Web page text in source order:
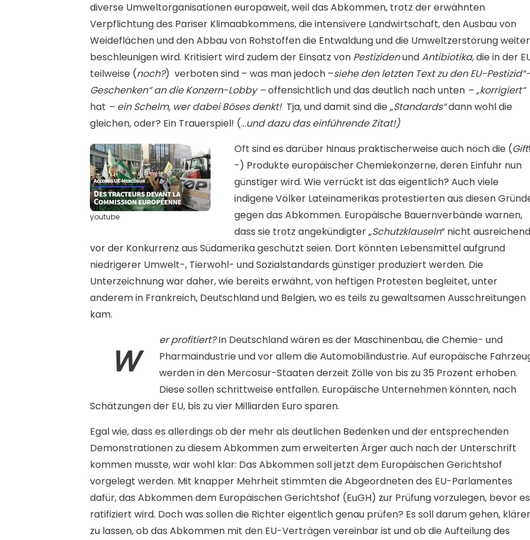
diverse Umweltorganisationen europaweit, weil das Abkommen, trotz der erwähnten
Verpflichtung des Pariser Klimaabkommens, die intensivere Landwirtschaft, den Ausbau von
Weideflächen und den Abbau von Rohstoffen die Entwaldung und die Umweltzerstörung weiter
beschleunigen wird. Kritisiert wird zudem der Einsatz von PestizidenundAntibiotika, die in der
teilweise (noch?) verboten sind – was man jedoch –siehe den letzten Text zu den EU-Pestizid“-
Geschenken“ an die Konzern-Lobby –offensichtlich und das deutlich nach unten – „korrigiert“
hat – ein Schelm, wer dabei Böses denkt! Tja, und damit sind die „Standards“dann wohl die
gleichen, oder? Ein Trauerspiel! (…und dazu das einführende Zitat!)
youtube
Oft sind es darüber hinaus praktischerweise auch noch die (Gift
-) Produkte europäischer Chemiekonzerne, deren Einfuhr nun
günstiger wird. Wie verrückt ist das eigentlich? Auch viele
indigene Völker Lateinamerikas protestierten aus diesen
gegen das Abkommen. Europäische Bauernverbände warnen,
dass sie trotz angekündigter „Schutzklauseln“ nicht ausreichend
vor der Konkurrenz aus Südamerika geschützt seien. Dort könnten Lebensmittel aufgrund
niedrigerer Umwelt-, Tierwohl- und Sozialstandards günstiger produziert werden. Die
Unterzeichnung war daher, wie bereits erwähnt, von heftigen Protesten begleitet, unter
anderem in Frankreich, Deutschland und Belgien, wo es teils zu gewaltsamen Ausschreitungen
kam.
W
er profitiert?In Deutschland wären es der Maschinenbau, die Chemie- und
Pharmaindustrie und vor allem die Automobilindustrie. Auf europäische
werden in den Mercosur-Staaten derzeit Zölle von bis zu 35 Prozent erhoben.
Diese sollen schrittweise entfallen. Europäische Unternehmen könnten, nach
Schätzungen der EU, bis zu vier Milliarden Euro sparen.
Egal wie, dass es allerdings ob der mehr als deutlichen Bedenken und der entsprechenden
Demonstrationen zu diesem Abkommen zum erweiterten Ärger auch nach der Unterschrift
kommen musste, war wohl klar: Das Abkommen soll jetzt dem Europäischen Gerichtshof
vorgelegt werden. Mit knapper Mehrheit stimmten die Abgeordneten des EU-Parlamentes
dafür, das Abkommen dem Europäischen Gerichtshof (EuGH) zur Prüfung vorzulegen, bevor es
ratifiziert wird. Doch was sollen die Richter eigentlich genau prüfen? Es soll darum gehen,
zu lassen, ob das Abkommen mit den EU-Verträgen vereinbar ist und ob die Aufteilung des